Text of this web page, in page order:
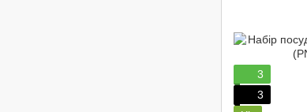
3
3